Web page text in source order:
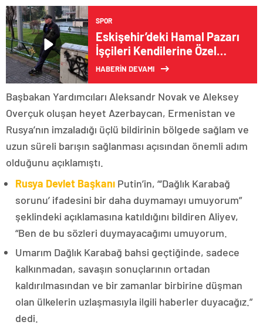
SPOR
Eskişehir’deki Hamal Pazarı
İşçileri Kendilerine Özel
Kıraathane İstiyor
HABERİN DEVAMI
Başbakan Yardımcıları Aleksandr Novak ve Aleksey
Overçuk oluşan heyet Azerbaycan, Ermenistan ve
Rusya’nın imzaladığı üçlü bildirinin bölgede sağlam ve
uzun süreli barışın sağlanması açısından önemli adım
olduğunu açıklamıştı.
Rusya Devlet Başkanı Putin’in, “‘Dağlık Karabağ
sorunu’ ifadesini bir daha duymamayı umuyorum”
şeklindeki açıklamasına katıldığını bildiren Aliyev,
“Ben de bu sözleri duymayacağımı umuyorum.
Umarım Dağlık Karabağ bahsi geçtiğinde, sadece
kalkınmadan, savaşın sonuçlarının ortadan
kaldırılmasından ve bir zamanlar birbirine düşman
olan ülkelerin uzlaşmasıyla ilgili haberler duyacağız.”
dedi.